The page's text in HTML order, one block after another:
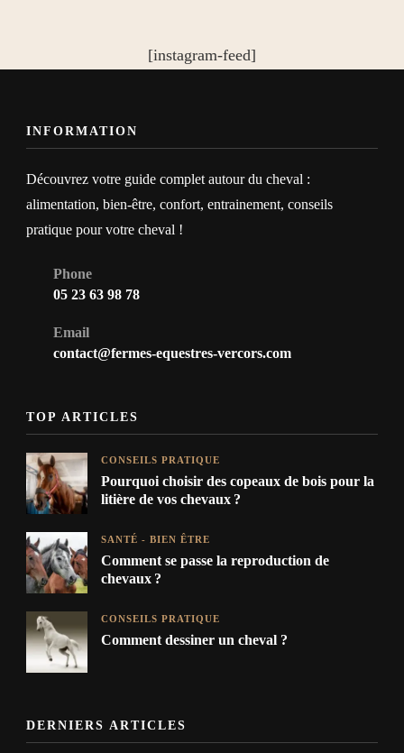
[instagram-feed]
INFORMATION
Découvrez votre guide complet autour du cheval :
alimentation, bien-être, confort, entrainement, conseils
pratique pour votre cheval !
Phone
05 23 63 98 78
Email
contact@fermes-equestres-vercors.com
TOP ARTICLES
CONSEILS PRATIQUE
Pourquoi choisir des copeaux de bois pour la
litière de vos chevaux ?
SANTÉ - BIEN ÊTRE
Comment se passe la reproduction de
chevaux ?
CONSEILS PRATIQUE
Comment dessiner un cheval ?
DERNIERS ARTICLES